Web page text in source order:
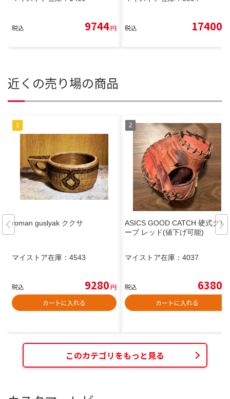
税込 9744円 税込 17400
近くの売り場の商品
roman guslyak ククサ
マイストア在庫： 4543
税込 9280円
カートに入れる
ASICS GOOD CATCH 硬式グロ
ーブ レッド(値下げ可能)
マイストア在庫： 4037
税込 6380
カートに入れる
このカテゴリをもっと見る